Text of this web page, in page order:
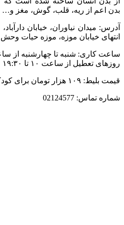
بدن اعم از ریه، قلب، گوش، مغز و…
آدرس: میدان نیاوران، خیابان
انتهای خیابان موزه، موزه حیات وحش
روزهای تعطیل از ساعت ۱۰ تا ۱۹:۳۰
قیمت بلیط: ۱۰۹ هزار تومان برای کودکان 4 سال به بالا.
شماره تماس: 02124577